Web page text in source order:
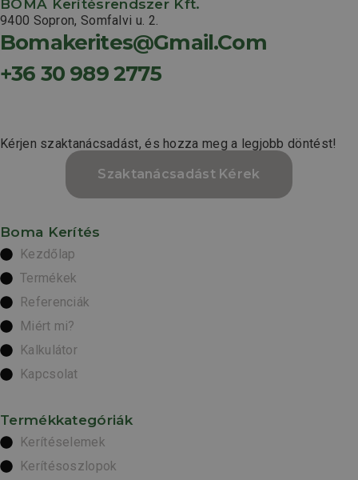
BOMA Kerítésrendszer Kft.
9400 Sopron, Somfalvi u. 2.
Bomakerites@gmail.com
+36 30 989 2775
Kérjen szaktanácsadást, és hozza meg a legjobb döntést!
Szaktanácsadást Kérek
Boma Kerítés
Kezdőlap
Termékek
Referenciák
Miért mi?
Kalkulátor
Kapcsolat
Termékkategóriák
Kerítéselemek
Kerítésoszlopok